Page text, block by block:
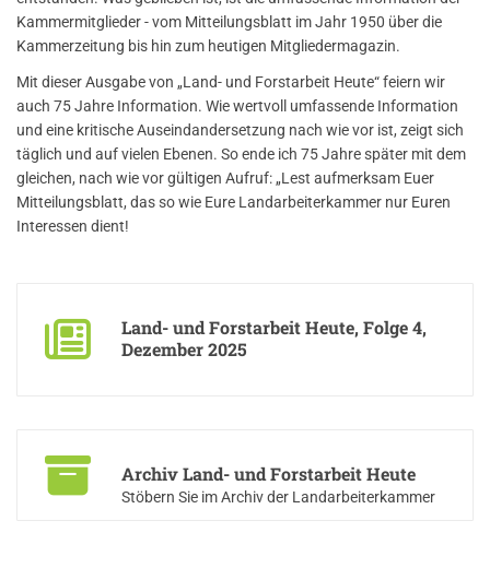
Kammermitglieder - vom Mitteilungsblatt im Jahr 1950 über die
Kammerzeitung bis hin zum heutigen Mitgliedermagazin.
Mit dieser Ausgabe von „Land- und Forstarbeit Heute“ feiern wir
auch 75 Jahre Information. Wie wertvoll umfassende Information
und eine kritische Auseindandersetzung nach wie vor ist, zeigt sich
täglich und auf vielen Ebenen. So ende ich 75 Jahre später mit dem
gleichen, nach wie vor gültigen Aufruf: „Lest aufmerksam Euer
Mitteilungsblatt, das so wie Eure Landarbeiterkammer nur Euren
Interessen dient!
Land- und Forstarbeit Heute, Folge 4,
Dezember 2025
Archiv Land- und Forstarbeit Heute
Stöbern Sie im Archiv der Landarbeiterkammer